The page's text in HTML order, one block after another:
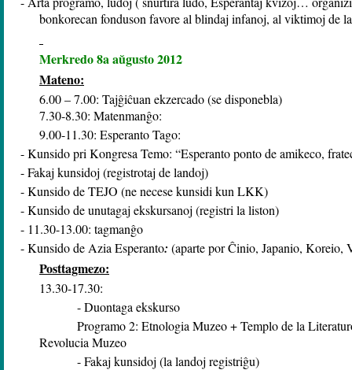
bonkorecan fonduson favore al blindaj infanoj, al viktimoj de
Merkredo 8a aŭgusto 2012
Mateno:
6.00 – 7.00: Tajĝiĉuan ekzercado (se disponebla)
7.30-8.30: Matenmanĝo:
9.00-11.30: Esperanto Tago:
- Kunsido pri Kongresa Temo: “Esperanto ponto de amikeco,
- Fakaj kunsidoj (registrotaj de landoj)
- Kunsido de TEJO (ne necese kunsidi kun LKK)
- Kunsido de unutagaj ekskursanoj (registri la liston)
- 11.30-13.00: tagmanĝo
-Kunsido de Azia Esperanto: (aparte porĈinio, Japanio, Koreio,
Posttagmezo:
13.30-17.30:
- Duontaga ekskurso
Programo 2: Etnologia Muzeo + Templo de la
Revolucia Muzeo
- Fakaj kunsidoj (la landoj registriĝu)